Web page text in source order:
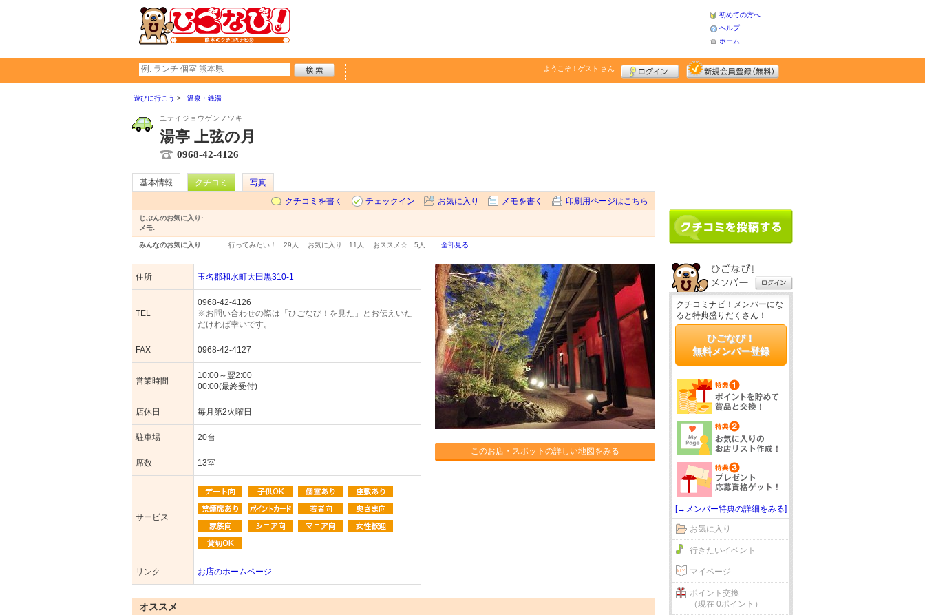
初めての方へ
ヘルプ
ホーム
ようこそ！ ゲスト さん
遊びに行こう 温泉・銭湯
ユテイジョウゲンノツキ
湯亭 上弦の月
0968-42-4126
基本情報 クチコミ
写真
クチコミを書く
チェックイン お気に入り メモを書く 印刷用ページはこちら
じぶんのお気に入り:
メモ:
みんなのお気に入り: 行ってみたい！… 29人 お気に入り… 11人 おススメ☆… 5人 全部見る
住所 玉名郡和水町大田黒310-1
TEL
0968-42-4126
※お問い合わせの際は「ひごなび！を見た」とお伝えいた
だければ幸いです。
FAX 0968-42-4127
営業時間
10:00～翌2:00
00:00(最終受付)
店休日 毎月第2火曜日
駐車場 20台
席数 13室
サービス
リンク お店のホームページ
このお店・スポットの詳しい地図をみる
オススメ
クチコミナビ！メンバーにな
ると特典盛りだくさん！
ひごなび！
無料メンバー登録
[→メンバー特典の詳細をみる]
お気に入り
行きたいイベント
マイページ
ポイント交換
（現在 0ポイント）